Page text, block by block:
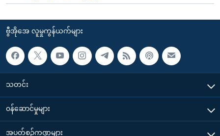
ဗွီအိုအေ လူမှုကွန်ယက်များ
သတင်း
၀န်ဆောင်မှုများ
အပတ်စဉ်ကဏ္ဍများ